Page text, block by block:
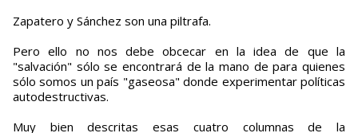
Zapatero y Sánchez son una piltrafa.
Pero ello no nos debe obcecar en la idea de que la
"salvación" sólo se encontrará de la mano de para quienes
sólo somos un país "gaseosa" donde experimentar políticas
autodestructivas.
Muy bien descritas esas cuatro columnas de la